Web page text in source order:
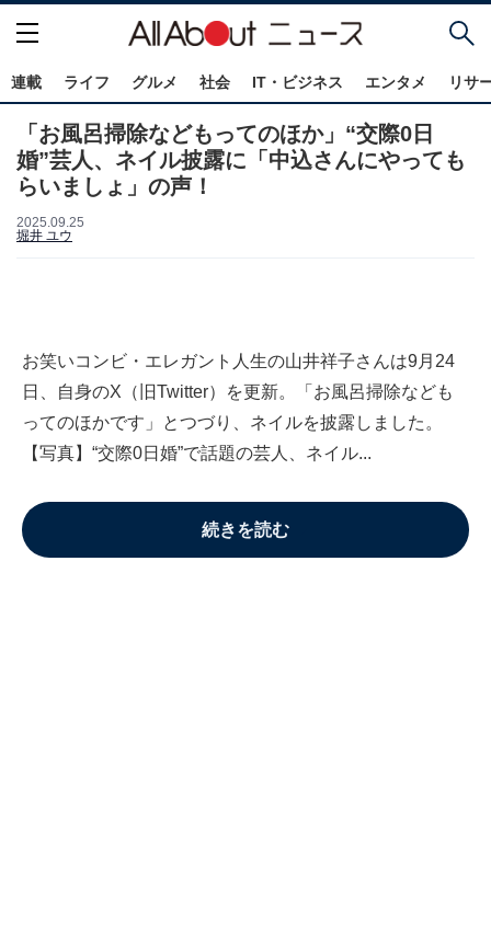
連載 ライフ グルメ 社会 IT・ビジネス エンタメ リサ
「お風呂掃除などもってのほか」“交際0日
婚”芸人、ネイル披露に「中込さんにやっても
らいましょ」の声！
2025.09.25
堀井 ユウ
お笑いコンビ・エレガント人生の山井祥子さんは9月24
日、自身のX（旧Twitter）を更新。「お風呂掃除なども
ってのほかです」とつづり、ネイルを披露しました。
【写真】“交際0日婚”で話題の芸人、ネイル...
続きを読む